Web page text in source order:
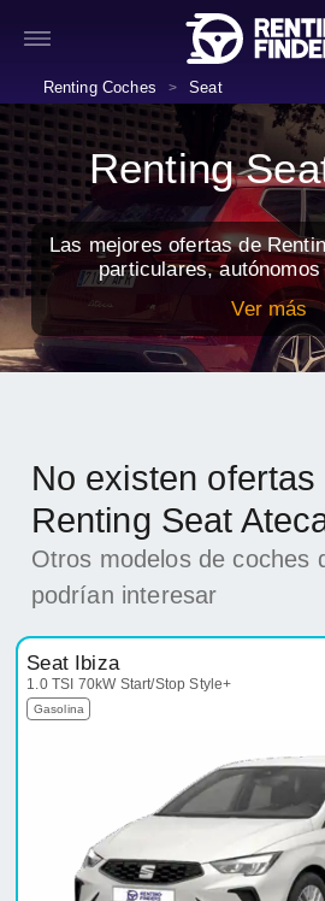
Renting Coches > Seat
Renting
Las mejores ofertas de
particulares,
Ver más
No existen
Renting Seat
Otros modelos de coches
podrían interesar
Seat Ibiza
1.0 TSI 70kW Start/Stop Style+
Gasolina